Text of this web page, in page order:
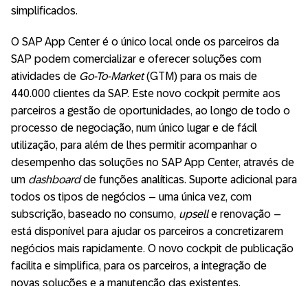
simplificados.
O SAP App Center é o único local onde os parceiros da
SAP podem comercializar e oferecer soluções com
atividades de Go-To-Market(GTM) para os mais de
440.000 clientes da SAP. Este novo cockpit permite aos
parceiros a gestão de oportunidades, ao longo de todo o
processo de negociação, num único lugar e de fácil
utilização, para além de lhes permitir acompanhar o
desempenho das soluções no SAP App Center, através de
um dashboardde funções analíticas. Suporte adicional para
todos os tipos de negócios – uma única vez, com
subscrição, baseado no consumo, upselle renovação –
está disponível para ajudar os parceiros a concretizarem
negócios mais rapidamente. O novo cockpit de publicação
facilita e simplifica, para os parceiros, a integração de
novas soluções e a manutenção das existentes.